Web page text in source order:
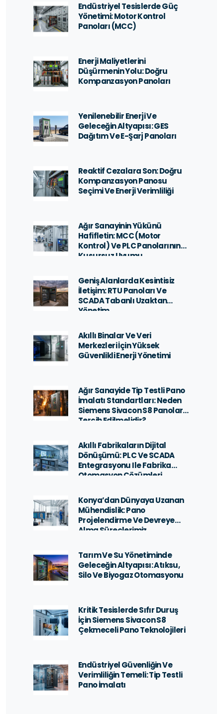
Endüstriyel Tesislerde Güç
Yönetimi: Motor Kontrol
Panoları (MCC)
Enerji Maliyetlerini
Düşürmenin Yolu: Doğru
Kompanzasyon Panoları
Yenilenebilir Enerji Ve
Geleceğin Altyapısı: GES
Dağıtım Ve E-Şarj Panoları
Reaktif Cezalara Son: Doğru
Kompanzasyon Panosu
Seçimi Ve Enerji Verimliliği
Ağır Sanayinin Yükünü
Hafifletin: MCC (Motor
Kontrol) Ve PLC Panolarının
Kusursuz Uyumu
Geniş Alanlarda Kesintisiz
İletişim: RTU Panoları Ve
SCADA Tabanlı Uzaktan
Yönetim
Akıllı Binalar Ve Veri
Merkezleri İçin Yüksek
Güvenlikli Enerji Yönetimi
Ağır Sanayide Tip Testli Pano
İmalatı Standartları: Neden
Siemens Sivacon S8 Panolar
Tercih Edilmelidir?
Akıllı Fabrikaların Dijital
Dönüşümü: PLC Ve SCADA
Entegrasyonu Ile Fabrika
Otomasyon Çözümleri
Konya’dan Dünyaya Uzanan
Mühendislik: Pano
Projelendirme Ve Devreye
Alma Süreçlerimiz
Tarım Ve Su Yönetiminde
Geleceğin Altyapısı: Atıksu,
Silo Ve Biyogaz Otomasyonu
Kritik Tesislerde Sıfır Duruş
İçin Siemens Sivacon S8
Çekmeceli Pano Teknolojileri
Endüstriyel Güvenliğin Ve
Verimliliğin Temeli: Tip Testli
Pano İmalatı